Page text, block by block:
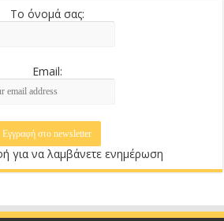
Το όνομά σας:
Email:
για να λαμβάνετε ενημέρωση